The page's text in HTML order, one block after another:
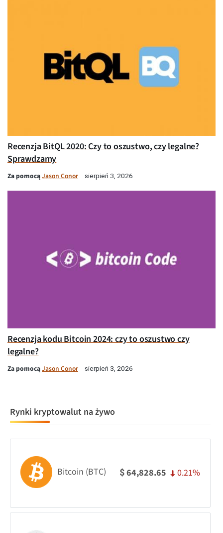
Recenzja BitQL 2020: Czy to oszustwo, czy legalne?
Sprawdzamy
Za pomocąJason Conor sierpień 3, 2026
Recenzja kodu Bitcoin 2024: czy to oszustwo czy
legalne?
Za pomocąJason Conor sierpień 3, 2026
Rynki kryptowalut na żywo
Bitcoin (BTC) $64,828.65 0.21%